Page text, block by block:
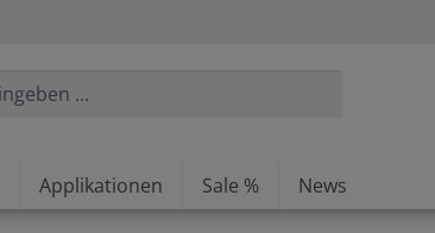
Applikationen Sale % News